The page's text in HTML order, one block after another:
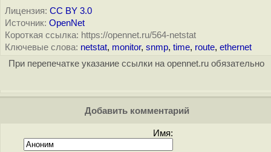
Лицензия: CC BY 3.0
Источник: OpenNet
Короткая ссылка: https://opennet.ru/564-netstat
Ключевые слова: netstat, monitor, snmp, time, route, ethernet
При перепечатке указание ссылки на opennet.ru обязательно
Добавить комментарий
Имя: